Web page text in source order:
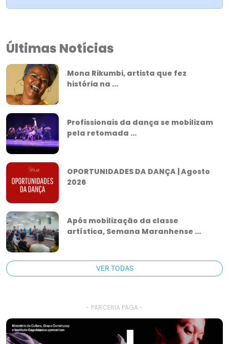
Últimas Notícias
Mona Rikumbi, artista que fez
história na ...
Profissionais da dança se mobilizam
pela retomada ...
OPORTUNIDADES DA DANÇA | Agosto
2026
Após mobilização da classe
artística, Semana Maranhense ...
VER TODAS
- PARCERIA PAGA -